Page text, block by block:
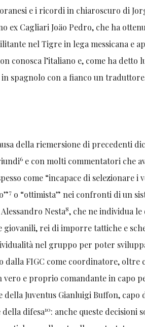
e i ricordi in chiaroscuro di
ex Cagliari Joäo Pedro, che ha
nel Tigre in lega messicana e
conosca l’italiano e, come ha detto
spagnolo con a fianco un
della riemersione di precedenti
6 e con molti commentatori che
come “incapace di selezionare i
7 o “ottimista” nei confronti di un
Nesta8, che ne individua
rei di imporre tattiche e
nel gruppo per poter
dalla FIGC come coordinatore, oltre
vero e proprio comandante in capo
Juventus Gianluigi Buffon, capo
difesa10: anche queste decisioni